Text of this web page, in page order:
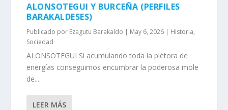
ALONSOTEGUI Y BURCEÑA (PERFILES
BARAKALDESES)
Publicado por Ezagutu Barakaldo | May 6, 2026 | Historia,
Sociedad
ALONSOTEGUI Si acumulando toda la plétora de
energí­as conseguimos en­cumbrar la podero­sa mole
de...
LEER MÁS